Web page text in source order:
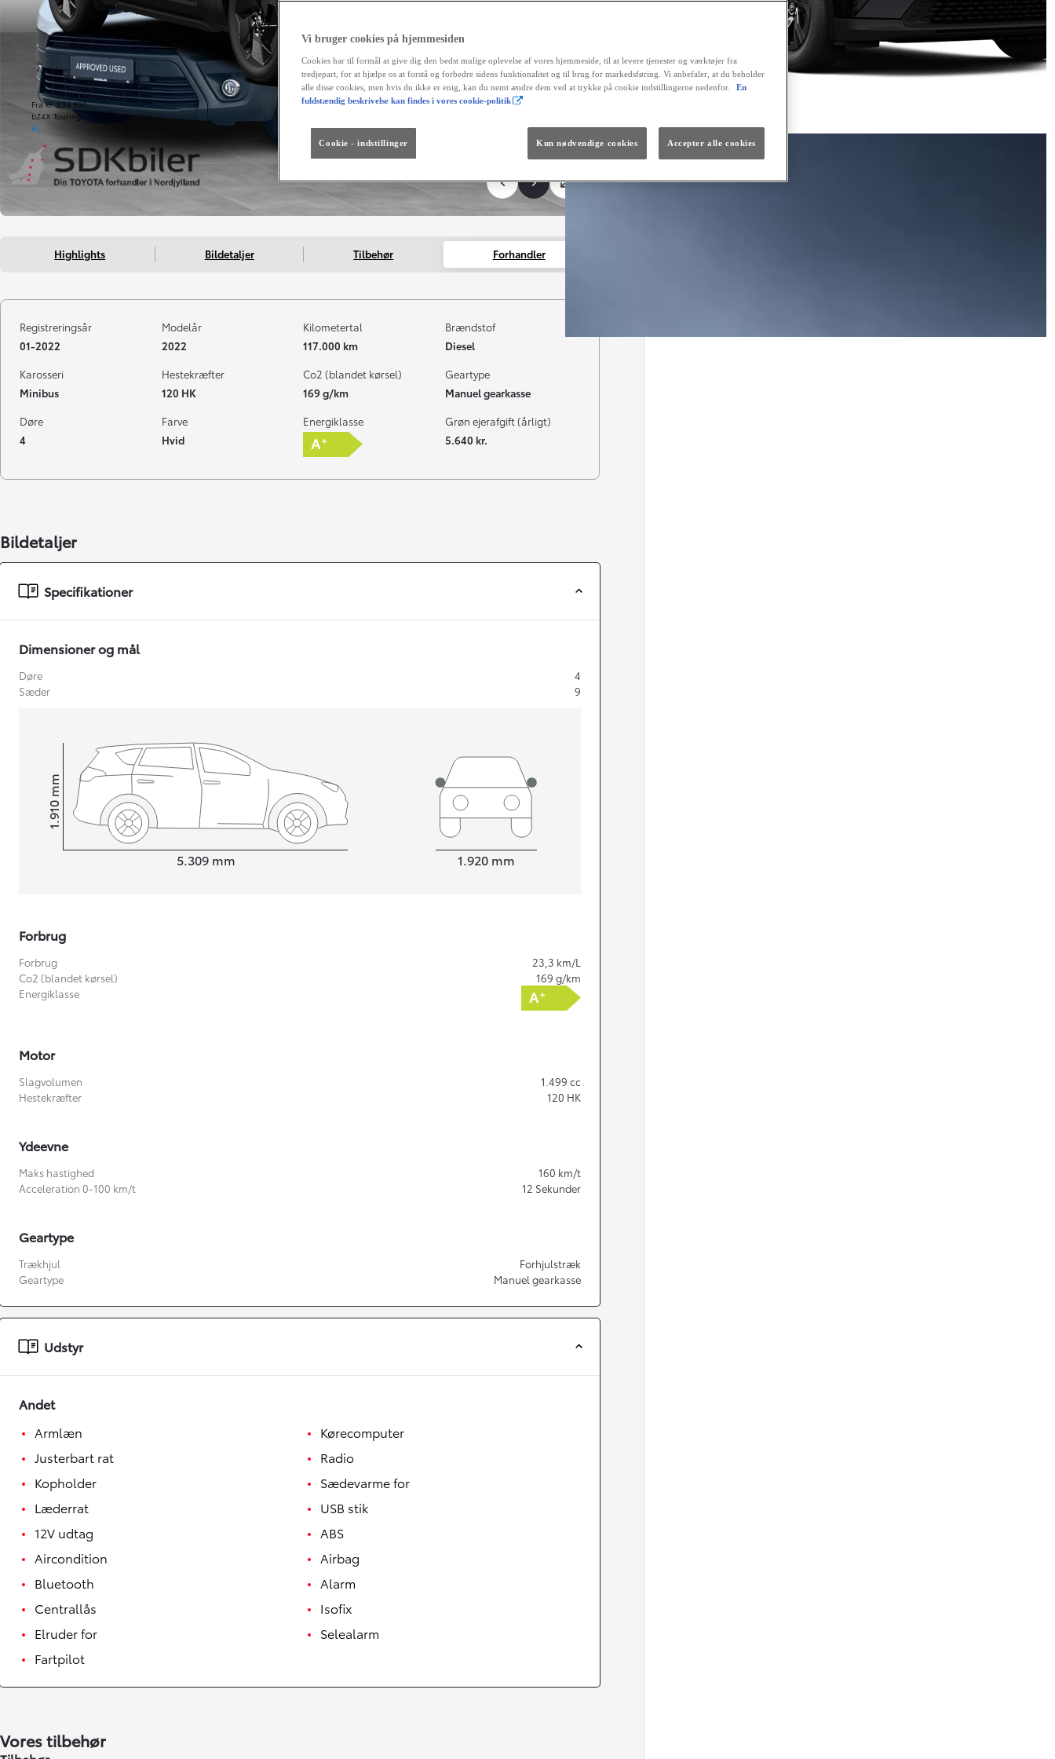
Fra kr. 234.990
bZ4X Touring
EL
Fra kr. 349.990
The soul lives on.
HYBRID
Highlights Bildetaljer Tilbehør Forhandler
Registreringsår
01-2022
Modelår
2022
Kilometertal
117.000 km
Brændstof
Diesel
Karosseri
Minibus
Hestekræfter
120 HK
Co2 (blandet kørsel)
169 g/km
Geartype
Manuel gearkasse
Døre
4
Farve
Hvid
Energiklasse
Grøn ejerafgift (årligt)
5.640 kr.
Bildetaljer
Specifikationer
Dimensioner og mål
Døre
4
Sæder
9
5.309 mm
Højt1.910
mm
1.920 mm
Forbrug
Forbrug 23,3 km/L
Co2 (blandet kørsel)
169 g/km
Energiklasse
Motor
Slagvolumen 1.499 cc
Hestekræfter
120 HK
Ydeevne
Maks hastighed 160 km/t
Acceleration 0-100 km/t
12 Sekunder
Geartype
Trækhjul
Forhjulstræk
Geartype
Manuel gearkasse
Udstyr
Andet
Armlæn
Justerbart rat
Kopholder
Læderrat
12V udtag
Aircondition
Bluetooth
Centrallås
Elruder for
Fartpilot
Kørecomputer
Radio
Sædevarme for
USB stik
ABS
Airbag
Alarm
Isofix
Selealarm
Vores tilbehør
Vi bruger cookies på hjemmesiden
Cookies har til formål at give dig den bedst mulige oplevelse af vores hjemmeside, til at levere tjenester og værktøjer fra
tredjepart, for at hjælpe os at forstå og forbedre sidens funktionalitet og til brug for markedsføring. Vi anbefaler, at du beholder
alle disse cookies, men hvis du ikke er enig, kan du nemt ændre dem ved at trykke på cookie indstillingerne nedenfor.
En
fuldstændig beskrivelse kan findes i vores cookie-politik
Cookie - indstillinger Kun nødvendige cookies Accepter alle cookies